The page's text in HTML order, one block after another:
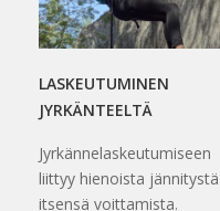
LASKEUTUMINEN
JYRKÄNTEELTÄ
Jyrkännelaskeutumiseen
liittyy hienoista
itsensä voittamista.